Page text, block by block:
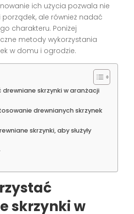
ich użycia pozwala nie
ale również nadać
charakteru. Poniżej
metody wykorzystania
w domu i ogrodzie.
skrzynki w aranżacji
drewnianych skrzynek
skrzynki, aby służyły
skrzynki w